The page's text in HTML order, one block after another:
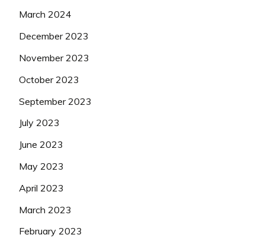
March 2024
December 2023
November 2023
October 2023
September 2023
July 2023
June 2023
May 2023
April 2023
March 2023
February 2023